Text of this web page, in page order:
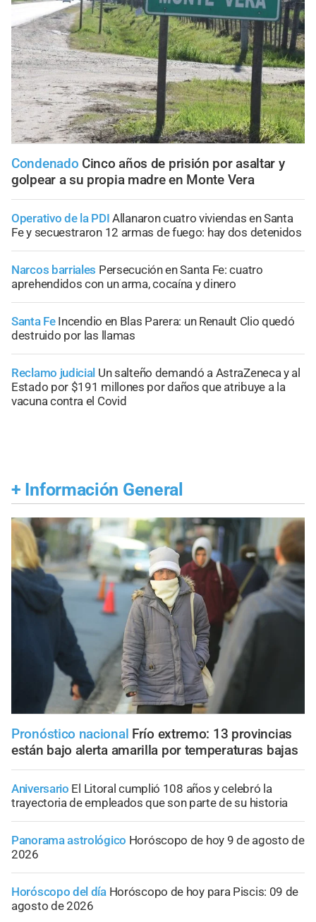
Condenado Cinco años de prisión por asaltar y
golpear a su propia madre en Monte Vera
Operativo de la PDI Allanaron cuatro viviendas en Santa
Fe y secuestraron 12 armas de fuego: hay dos detenidos
Narcos barriales Persecución en Santa Fe: cuatro
aprehendidos con un arma, cocaína y dinero
Santa Fe Incendio en Blas Parera: un Renault Clio quedó
destruido por las llamas
Reclamo judicial Un salteño demandó a AstraZeneca y al
Estado por $191 millones por daños que atribuye a la
vacuna contra el Covid
+ Información General
Pronóstico nacional Frío extremo: 13 provincias
están bajo alerta amarilla por temperaturas bajas
Aniversario El Litoral cumplió 108 años y celebró la
trayectoria de empleados que son parte de su historia
Panorama astrológico Horóscopo de hoy 9 de agosto de
2026
Horóscopo del día Horóscopo de hoy para Piscis: 09 de
agosto de 2026